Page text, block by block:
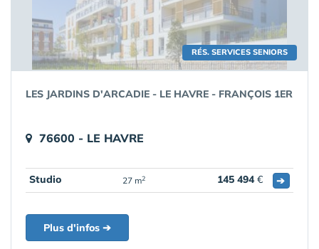
RÉS. SERVICES SENIORS
LES JARDINS D'ARCADIE - LE HAVRE - FRANÇOIS 1ER
76600 - LE HAVRE
Studio 27 m2 145 494€ ➔
Plus d'infos ➔